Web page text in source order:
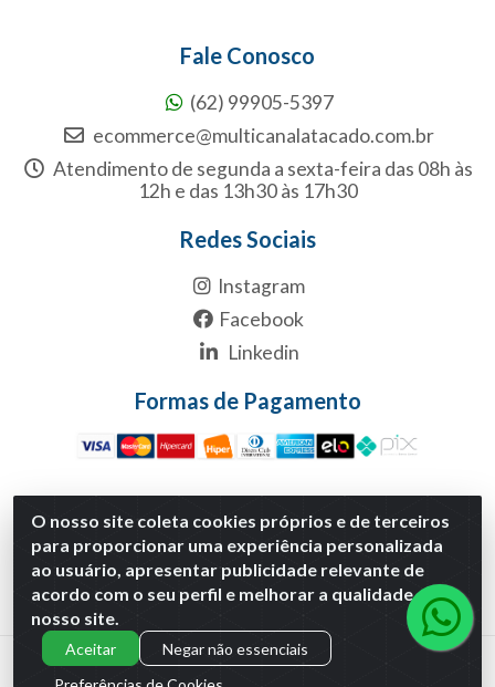
O nosso site coleta cookies próprios e de terceiros
para proporcionar uma experiência personalizada
ao usuário, apresentar publicidade relevante de
acordo com o seu perfil e melhorar a qualidade do
nosso site.
Aceitar
Negar não essenciais
Fale Conosco
(62) 99905-5397
ecommerce@multicanalatacado.com.br
Atendimento de segunda a sexta-feira das 08h às
12h e das 13h30 às 17h30
Redes Sociais
Instagram
Facebook
Linkedin
Formas de Pagamento
Multicanal Atacado LTDA - Rua 1-B, S/NC, Quadra1B Lote 1
Anexo Modulo 2 - Polo Empresarial Goias - Etapa Xiii,
Aparecida de Goiânia/GO - CNPJ 29.460.170/0001-30